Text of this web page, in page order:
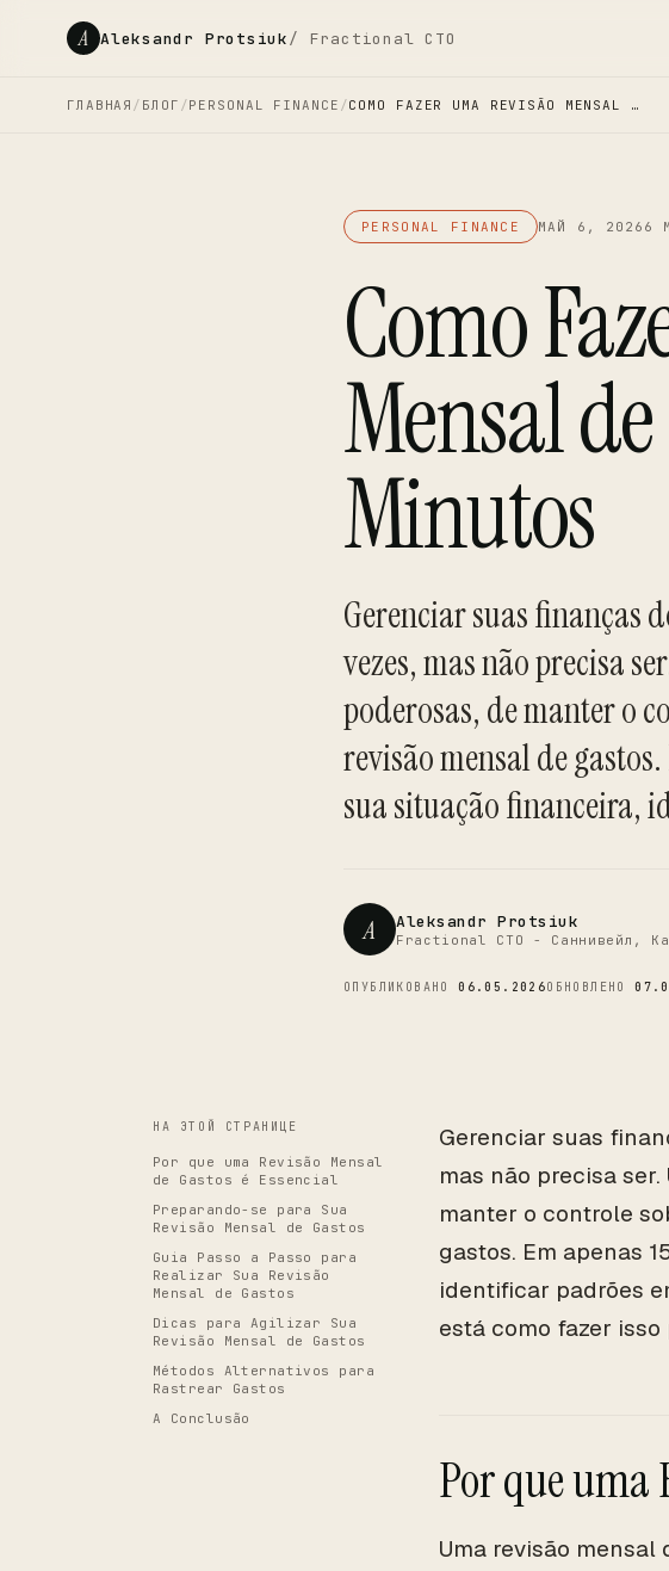
A Aleksandr Protsiuk/ Fractional CTO
ГЛАВНАЯ / БЛОГ /PERSONAL FINANCE /COMO FAZER UMA REVISÃO MENSAL …
PERSONAL FINANCE МАЙ 6, 2026 6
Como
Mensal
Minutos
Gerenciar suas finanças
vezes, mas não precisa
poderosas, de manter o
revisão mensal de
sua situação financeira,
A Aleksandr Protsiuk
Fractional CTO - Саннивейл,
ОПУБЛИКОВАНО06.05.2026ОБНОВЛЕНО
НА ЭТОЙ СТРАНИЦЕ
Por que uma Revisão Mensal
de Gastos é Essencial
Preparando-se para Sua
Revisão Mensal de Gastos
Guia Passo a Passo para
Realizar Sua Revisão
Mensal de Gastos
Dicas para Agilizar Sua
Revisão Mensal de Gastos
Métodos Alternativos para
Rastrear Gastos
A Conclusão
Gerenciar suas
mas não precisa
manter o controle
gastos. Em apenas
identificar padrões
está como fazer isso
Por que uma
Uma revisão